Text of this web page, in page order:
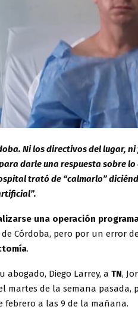
Ni los directivos del lugar,
darle una respuesta sobre
trató de “calmarlo”
una operación
Córdoba, pero por un error
.
abogado, Diego Larrey, a TN,
martes de la semana pasada,
febrero a las 9 de la mañana.